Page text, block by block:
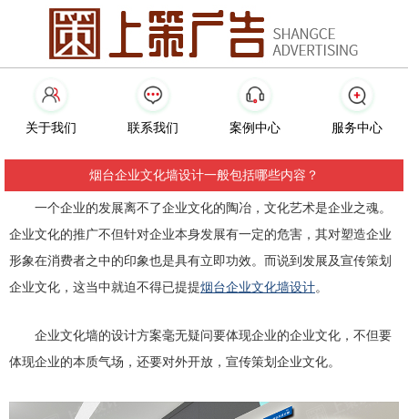
关于我们 联系我们 案例中心 服务中心
烟台企业文化墙设计一般包括哪些内容？
一个企业的发展离不了企业文化的陶冶，文化艺术是企业之魂。
企业文化的推广不但针对企业本身发展有一定的危害，其对塑造企业
形象在消费者之中的印象也是具有立即功效。 而说到发展及宣传策划
企业文化，这当中就迫不得已提提烟台企业文化墙设计。
企业文化墙的设计方案毫无疑问要体现企业的企业文化，不但要
体现企业的本质气场，还要对外开放，宣传策划企业文化。